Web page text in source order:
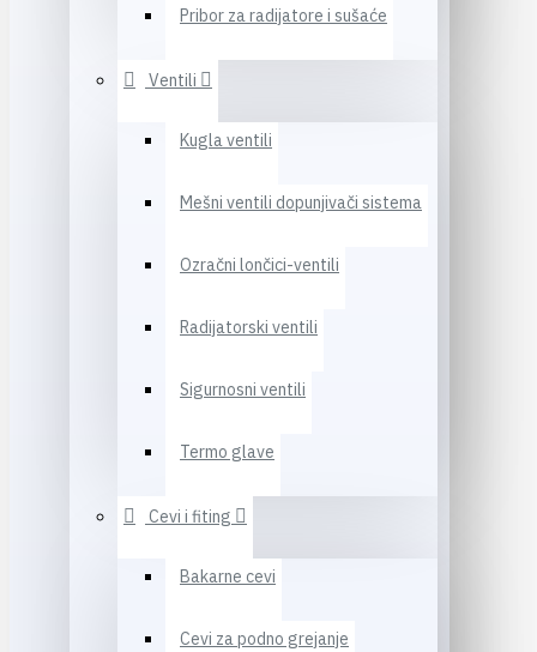
Pribor za radijatore i sušaće
Ventili
Kugla ventili
Mešni ventili dopunjivači sistema
Ozračni lončici-ventili
Radijatorski ventili
Sigurnosni ventili
Termo glave
Cevi i fiting
Bakarne cevi
Cevi za podno grejanje